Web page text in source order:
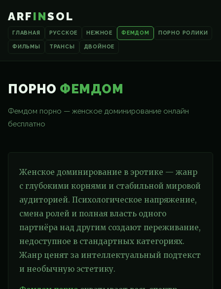
ARFINSOL
ГЛАВНАЯ РУССКОЕ НЕЖНОЕ ФЕМДОМ ПОРНО РОЛИКИ
ФИЛЬМЫ ТРАНСЫ ДВОЙНОЕ
ПОРНО ФЕМДОМ
Фемдом порно — женское доминирование онлайн
бесплатно
Женское доминирование в эротике — жанр
с глубокими корнями и стабильной мировой
аудиторией. Психологическое напряжение,
смена ролей и полная власть одного
партнёра над другим создают переживание,
недоступное в стандартных категориях.
Жанр ценят за интеллектуальный подтекст
и необычную эстетику.